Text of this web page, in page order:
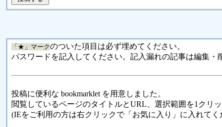
「★」マークのついた項目は必ず埋めてください。
パスワードを記入してください。記入漏れの記事は編集・
投稿に便利な bookmarklet を用意しました。
閲覧しているページのタイトルとURL、選択範囲を1クリ
(IEをご利用の方は右クリックで「お気に入り」に入れてく